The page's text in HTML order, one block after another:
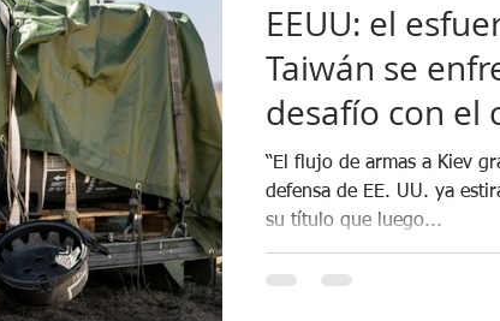
EEUU: el
Taiwán se
desafío con el
Ucrania
“El flujo de armas a Kiev
defensa de EE. UU. ya
su título que luego...